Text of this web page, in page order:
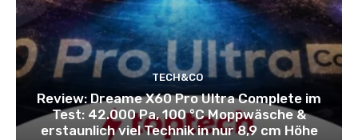
TECH&CO
Review: Dreame X60 Pro Ultra Complete im
Test: 42.000 Pa, 100 °C Moppwäsche &
erstaunlich viel Technik in nur 8,9 cm Höhe